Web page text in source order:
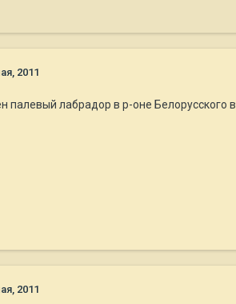
2011
палевый лабрадор в р-оне Белорусского
2011